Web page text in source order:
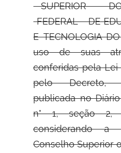
SUPERIOR
FEDERAL DE
E TECNOLOGIA
uso de suas
conferidas pela Lei
pelo Decreto,
publicada no
n° 1, seção 2,
considerando a
Conselho Superior